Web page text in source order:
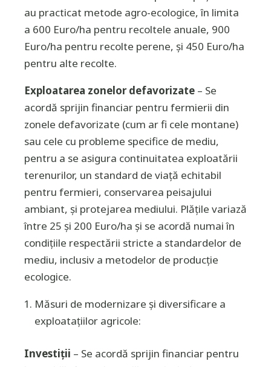
au practicat metode agro-ecologice, în limita
a 600 Euro/ha pentru recoltele anuale, 900
Euro/ha pentru recolte perene, şi 450 Euro/ha
pentru alte recolte.
Exploatarea zonelor defavorizate – Se
acordă sprijin financiar pentru fermierii din
zonele defavorizate (cum ar fi cele montane)
sau cele cu probleme specifice de mediu,
pentru a se asigura continuitatea exploatării
terenurilor, un standard de viaţă echitabil
pentru fermieri, conservarea peisajului
ambiant, şi protejarea mediului. Plăţile variază
între 25 şi 200 Euro/ha şi se acordă numai în
condiţiile respectării stricte a standardelor de
mediu, inclusiv a metodelor de producţie
ecologice.
Măsuri de modernizare şi diversificare a
exploataţiilor agricole:
Investiţii – Se acordă sprijin financiar pentru